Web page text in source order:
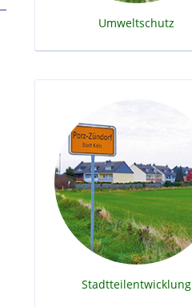
Umweltschutz
Stadtteilentwicklung